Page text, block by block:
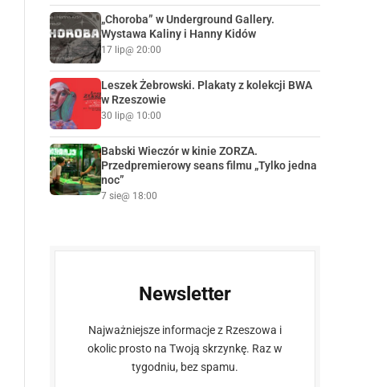
„Choroba” w Underground Gallery.
Wystawa Kaliny i Hanny Kidów
17 lip@ 20:00
Leszek Żebrowski. Plakaty z kolekcji BWA
w Rzeszowie
30 lip@ 10:00
Babski Wieczór w kinie ZORZA.
Przedpremierowy seans filmu „Tylko jedna
noc”
7 sie@ 18:00
Newsletter
Najważniejsze informacje z Rzeszowa i
okolic prosto na Twoją skrzynkę. Raz w
tygodniu, bez spamu.